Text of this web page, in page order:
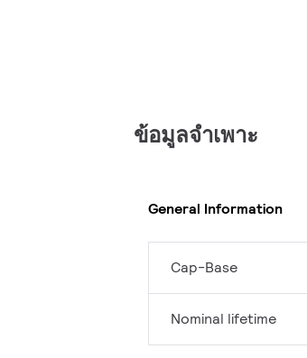
ข้อมูลจำเพาะ
General Information
Cap-Base
Nominal lifetime